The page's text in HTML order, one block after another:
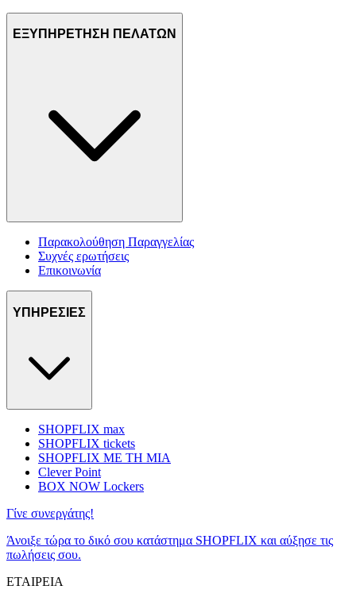
ΕΞΥΠΗΡΕΤΗΣΗ ΠΕΛΑΤΩΝ
Παρακολούθηση Παραγγελίας
Συχνές ερωτήσεις
Επικοινωνία
ΥΠΗΡΕΣΙΕΣ
SHOPFLIX max
SHOPFLIX tickets
SHOPFLIX ΜΕ ΤΗ ΜΙΑ
Clever Point
BOX NOW Lockers
Γίνε συνεργάτης!
Άνοιξε τώρα το δικό σου κατάστημα SHOPFLIX και αύξησε τις
πωλήσεις σου.
ΕΤΑΙΡΕΙΑ